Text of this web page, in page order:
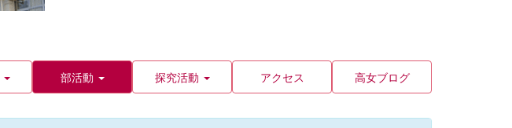
部活動 探究活動 アクセス 高女ブログ